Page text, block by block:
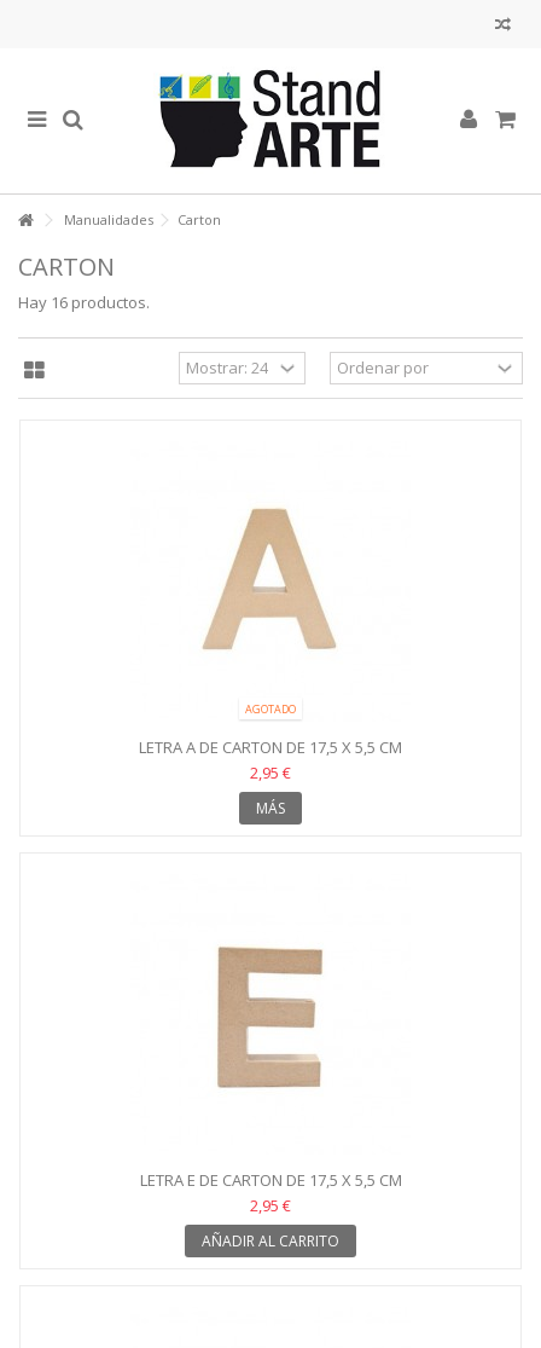
Manualidades Carton
CARTON
Hay 16 productos.
AGOTADO
LETRA A DE CARTON DE 17,5 X 5,5 CM
2,95 €
MÁS
LETRA E DE CARTON DE 17,5 X 5,5 CM
2,95 €
AÑADIR AL CARRITO